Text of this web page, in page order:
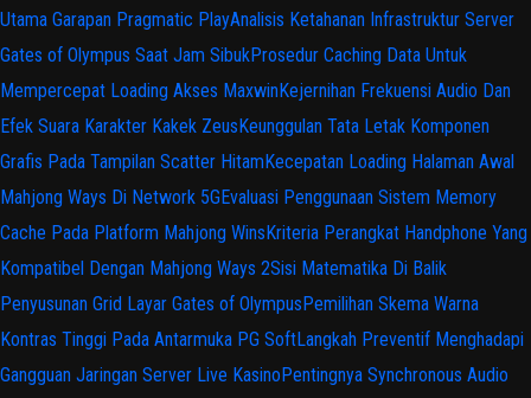
Utama Garapan Pragmatic PlayAnalisis Ketahanan Infrastruktur Server
Gates of Olympus Saat Jam SibukProsedur Caching Data Untuk
Mempercepat Loading Akses MaxwinKejernihan Frekuensi Audio Dan
Efek Suara Karakter Kakek ZeusKeunggulan Tata Letak Komponen
Grafis Pada Tampilan Scatter HitamKecepatan Loading Halaman Awal
Mahjong Ways Di Network 5GEvaluasi Penggunaan Sistem Memory
Cache Pada Platform Mahjong WinsKriteria Perangkat Handphone Yang
Kompatibel Dengan Mahjong Ways 2Sisi Matematika Di Balik
Penyusunan Grid Layar Gates of OlympusPemilihan Skema Warna
Kontras Tinggi Pada Antarmuka PG SoftLangkah Preventif Menghadapi
Gangguan Jaringan Server Live KasinoPentingnya Synchronous Audio